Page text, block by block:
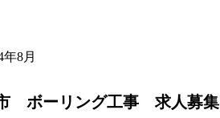
年8月
ボーリング工事 求人募集